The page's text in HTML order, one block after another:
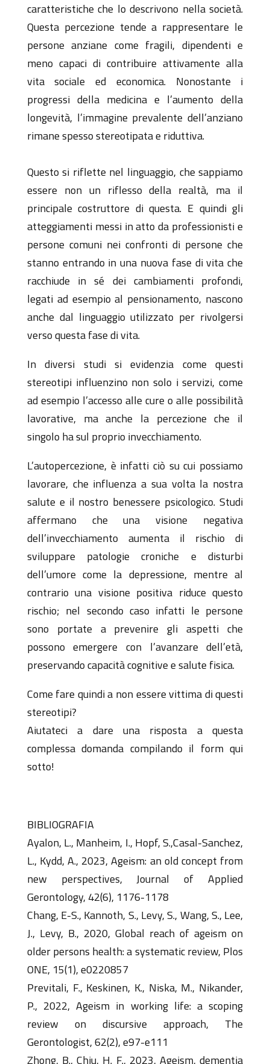
caratteristiche che lo descrivono nella società.
Questa percezione tende a rappresentare le
persone anziane come fragili, dipendenti e
meno capaci di contribuire attivamente alla
vita sociale ed economica. Nonostante i
progressi della medicina e l’aumento della
longevità, l’immagine prevalente dell’anziano
rimane spesso stereotipata e riduttiva.
Questo si riflette nel linguaggio, che sappiamo
essere non un riflesso della realtà, ma il
principale costruttore di questa. E quindi gli
atteggiamenti messi in atto da professionisti e
persone comuni nei confronti di persone che
stanno entrando in una nuova fase di vita che
racchiude in sé dei cambiamenti profondi,
legati ad esempio al pensionamento, nascono
anche dal linguaggio utilizzato per rivolgersi
verso questa fase di vita.
In diversi studi si evidenzia come questi
stereotipi influenzino non solo i servizi, come
ad esempio l’accesso alle cure o alle possibilità
lavorative, ma anche la percezione che il
singolo ha sul proprio invecchiamento.
L’autopercezione, è infatti ciò su cui possiamo
lavorare, che influenza a sua volta la nostra
salute e il nostro benessere psicologico. Studi
affermano che una visione negativa
dell’invecchiamento aumenta il rischio di
sviluppare patologie croniche e disturbi
dell’umore come la depressione, mentre al
contrario una visione positiva riduce questo
rischio; nel secondo caso infatti le persone
sono portate a prevenire gli aspetti che
possono emergere con l’avanzare dell’età,
preservando capacità cognitive e salute fisica.
Come fare quindi a non essere vittima di questi
stereotipi?
Aiutateci a dare una risposta a questa
complessa domanda compilando il form qui
sotto!
BIBLIOGRAFIA
Ayalon, L., Manheim, I., Hopf, S.,Casal-Sanchez,
L., Kydd, A., 2023, Ageism: an old concept from
new perspectives, Journal of Applied
Gerontology, 42(6), 1176-1178
Chang, E-S., Kannoth, S., Levy, S., Wang, S., Lee,
J., Levy, B., 2020, Global reach of ageism on
older persons health: a systematic review, Plos
ONE, 15(1), e0220857
Previtali, F., Keskinen, K., Niska, M., Nikander,
P., 2022, Ageism in working life: a scoping
review on discursive approach, The
Gerontologist, 62(2), e97-e111
Zhong, B., Chiu, H. F., 2023, Ageism, dementia